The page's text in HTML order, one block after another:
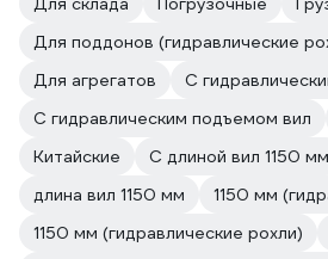
Для поддонов (гидравлические
Для агрегатов
С
С гидравлическим подъемом вил
Китайские
С длиной вил 1150 мм
длина вил 1150 мм
1150 мм
1150 мм (гидравлические рохли)